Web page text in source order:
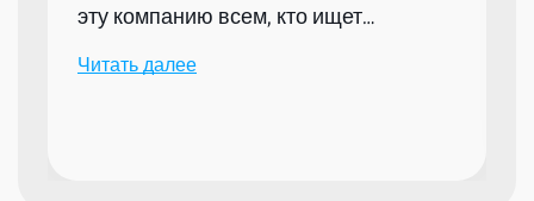
эту компанию всем, кто ищет
мероприятий.
Читать далее